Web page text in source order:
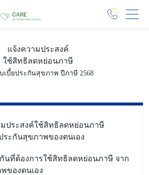
แจ้งความประสงค์
ใช้สิทธิลดหย่อนภาษี
เบี้ยประกันสุขภาพ ปีภาษี 2568
มประสงค์ใช้สิทธิลดหย่อนภาษี
ระกันสุขภาพของตนเอง
กันที่ต้องการใช้สิทธิลดหย่อนภาษี จาก
ของตนเอง